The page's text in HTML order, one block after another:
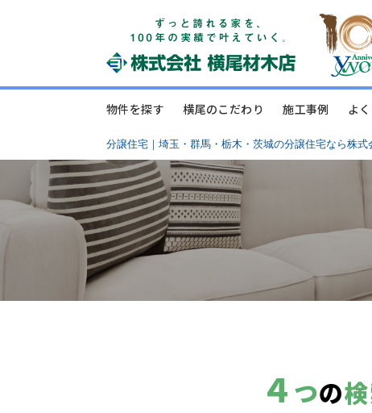
物件を探す 横尾のこだわり 施工事例 よ
分譲住宅｜埼玉・群馬・栃木・茨城の分譲住宅なら株式
４ つの